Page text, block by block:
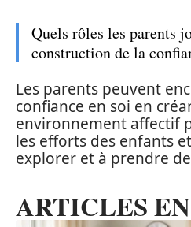
Quels rôles les parents
construction de la
Les parents peuvent
confiance en soi en
environnement affectif
les efforts des enfants
explorer et à prendre
ARTICLES